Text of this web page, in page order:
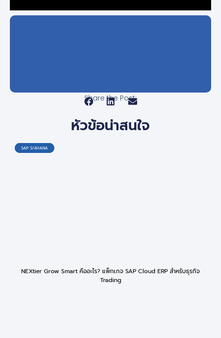
Share the Post:
หัวข้อน่าสนใจ
SAP S/4HANA
NEXtier Grow Smart คืออะไร? แพ็กเกจ SAP Cloud ERP สำหรับธุรกิจ
Trading
SAP S/4HANA
SAP S/4HANA